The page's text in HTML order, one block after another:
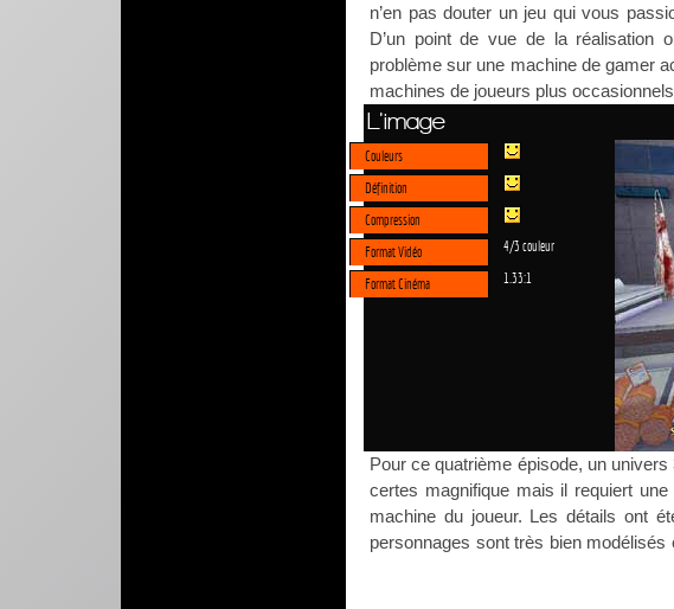
n’en pas douter un jeu qui vous
D’un point de vue de la réalisation
problème sur une machine de gamer
machines de joueurs plus
L'image
Couleurs
Définition
Compression
Format Vidéo
4/3 couleur
Format Cinéma 1.33:1
Pour ce quatrième épisode, un
certes magnifique mais il requiert
machine du joueur. Les détails ont
personnages sont très bien modélisés